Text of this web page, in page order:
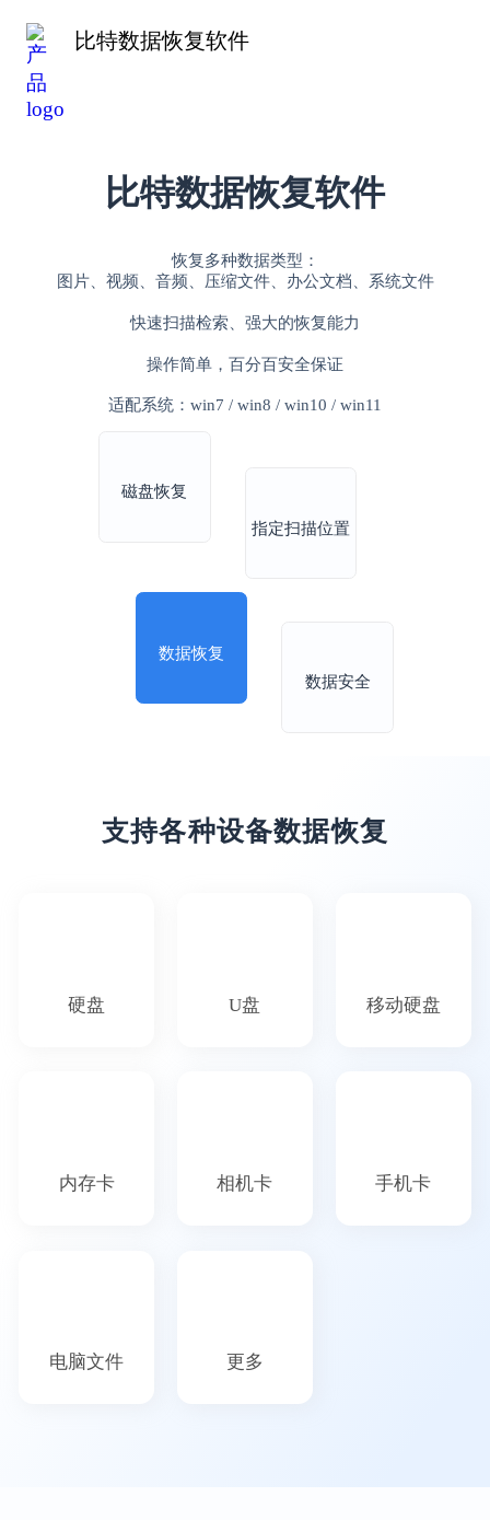
比特数据恢复软件
比特数据恢复软件
恢复多种数据类型：
图片、视频、音频、压缩文件、办公文档、系统文件
快速扫描检索、强大的恢复能力
操作简单，百分百安全保证
适配系统：win7 / win8 / win10 / win11
磁盘恢复
指定扫描位置
数据恢复
数据安全
支持各种设备数据恢复
硬盘 U盘 移动硬盘
内存卡 相机卡 手机卡
电脑文件 更多